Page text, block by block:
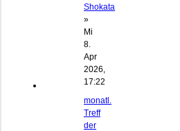
Shokata
»
Mi
8.
Apr
2026,
17:22
monatl.
Treff
der